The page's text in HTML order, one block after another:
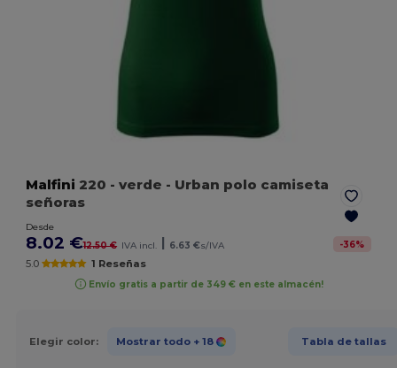
Malfini 220 - verde - Urban polo camiseta
señoras
Desde
8.02 €12.50 € IVA incl. 6.63 €s/IVA -36%
5.0 1 Reseñas
Envío gratis a partir de 349 € en este almacén!
Elegir color: Mostrar todo + 18 Tabla de tallas